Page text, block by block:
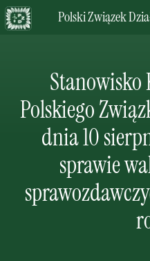
Polski Związek
Stanowisko
Polskiego
dnia 10
sprawie